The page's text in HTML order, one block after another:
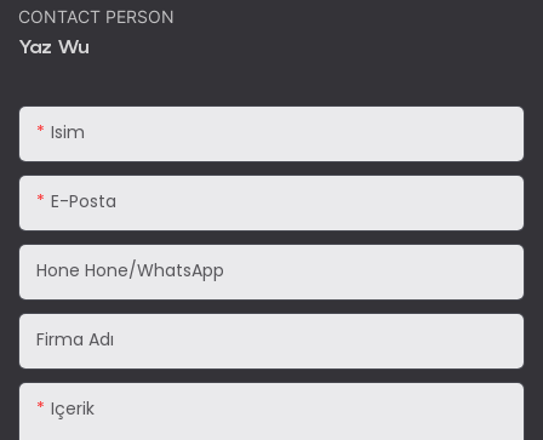
CONTACT PERSON
Yaz Wu
Isim
E-Posta
Hone Hone/WhatsApp
Firma Adı
Içerik